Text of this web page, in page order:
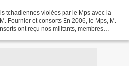
tchadiennes violées par le Mps avec la
Fournier et consorts En 2006, le Mps, M.
ont reçu nos militants, membres